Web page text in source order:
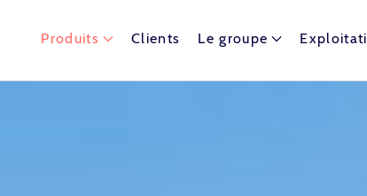
Produits Clients Le groupe